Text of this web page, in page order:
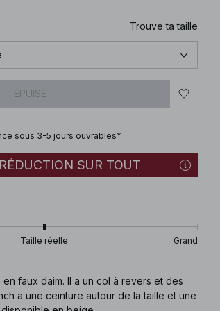
Trouve ta taille
ÉPUISÉ
sous 3-5 jours ouvrables*
SUR TOUT
Taille réelle Grand
faux daim. Il a un col à revers et des
a une ceinture autour de la taille et une